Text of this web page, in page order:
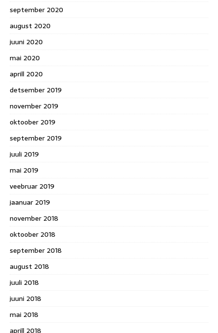
september 2020
august 2020
juuni 2020
mai 2020
aprill 2020
detsember 2019
november 2019
oktoober 2019
september 2019
juuli 2019
mai 2019
veebruar 2019
jaanuar 2019
november 2018
oktoober 2018
september 2018
august 2018
juuli 2018
juuni 2018
mai 2018
aprill 2018